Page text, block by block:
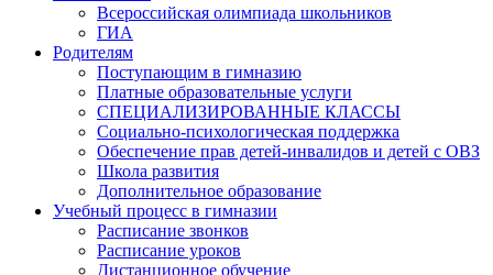
Всероссийская олимпиада школьников
ГИА
Родителям
Поступающим в гимназию
Платные образовательные услуги
СПЕЦИАЛИЗИРОВАННЫЕ КЛАССЫ
Социально-психологическая поддержка
Обеспечение прав детей-инвалидов и детей с ОВЗ
Школа развития
Дополнительное образование
Учебный процесс в гимназии
Расписание звонков
Расписание уроков
Дистанционное обучение